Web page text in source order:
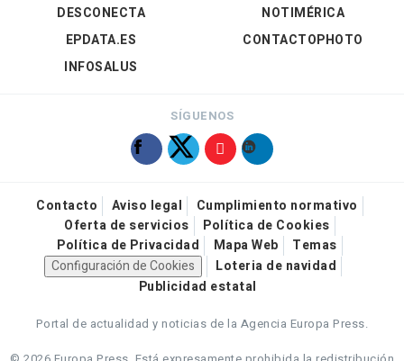
DESCONECTA
EPDATA.ES
INFOSALUS
NOTIMÉRICA
CONTACTOPHOTO
SÍGUENOS
Contacto Aviso legal
Cumplimiento normativo
Oferta de servicios
Política de Cookies
Política de Privacidad
Mapa Web
Temas
Configuración de Cookies
Loteria de navidad
Publicidad estatal
Portal de actualidad y noticias de la Agencia Europa Press.